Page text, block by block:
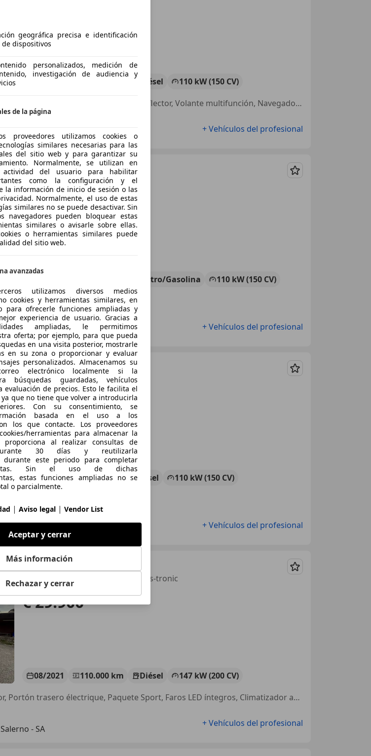
04/2022 Diésel
110 kW (150 CV)
Portón trasero électrique, Ventanas tintadas, Faros LED íntegros, Deflector, Volante multifunción, Navegador, Sensor de aparcamiento delantero, Control de distancia
- NA
+ Vehículos del profesional
s-tronic
Guardar
€ 27.900
Electro/Gasolina
110 kW (150 CV)
14 GG!
+ Vehículos del profesional
2.0 tdi S line edition s-tronic
Guardar
€ 40.9001
01/2025 20.000 km Diésel
110 kW (150 CV)
sul nostro sito!
+ Vehículos del profesional
40 2.0 tdi S line edition quattro 200cv s-tronic
Guardar
€ 29.900
08/2021 110.000 km Diésel
147 kW (200 CV)
Asientos deportivos, Deflector, Portón trasero électrique, Paquete Sport, Faros LED íntegros, Climatizador automático, 2 zonas, Reposabrazos, Salpicadero completamente digital
- SA
+ Vehículos del profesional
geográfica precisa e identificación
dispositivos
personalizados, medición de
investigación de audiencia y
de la página
proveedores utilizamos cookies o
similares necesarias para las
del sitio web y para garantizar su
Normalmente, se utilizan en
del usuario para habilitar
como la configuración y el
la información de inicio de sesión o las
Normalmente, el uso de estas
similares no se puede desactivar. Sin
navegadores pueden bloquear estas
similares o avisarle sobre ellas.
o herramientas similares puede
del sitio web.
avanzadas
utilizamos diversos medios
cookies y herramientas similares, en
para ofrecerle funciones ampliadas y
experiencia de usuario. Gracias a
ampliadas, le permitimos
oferta; por ejemplo, para que pueda
en una visita posterior, mostrarle
en su zona o proporcionar y evaluar
personalizados. Almacenamos su
electrónico localmente si la
búsquedas guardadas, vehículos
evaluación de precios. Esto le facilita el
que no tiene que volver a introducirla
Con su consentimiento, se
basada en el uso a los
los que contacte. Los proveedores
herramientas para almacenar la
proporciona al realizar consultas de
30 días y reutilizarla
durante este periodo para completar
Sin el uso de dichas
estas funciones ampliadas no se
o parcialmente.
| Aviso legal | Vendor List
Aceptar y cerrar
Más información
Rechazar y cerrar